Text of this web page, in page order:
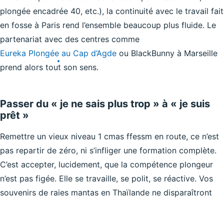
plongée encadrée 40, etc.), la continuité avec le travail fait
en fosse à Paris rend l’ensemble beaucoup plus fluide. Le
partenariat avec des centres comme
Eureka Plongée au Cap d’Agde ou BlackBunny à Marseille
prend alors tout son sens.
Passer du « je ne sais plus trop » à « je suis
prêt »
Remettre un vieux niveau 1 cmas ffessm en route, ce n’est
pas repartir de zéro, ni s’infliger une formation complète.
C’est accepter, lucidement, que la compétence plongeur
n’est pas figée. Elle se travaille, se polit, se réactive. Vos
souvenirs de raies mantas en Thaïlande ne disparaîtront